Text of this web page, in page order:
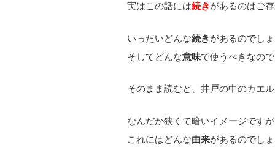
実はこの話には続きがあるのはご
いったいどんな続きがあるのでし
そしてどんな意味で使うべきなの
そのまま読むと、井戸の中のカエ
なんだか狭くて暗いイメージです
これにはどんな由来があるのでし